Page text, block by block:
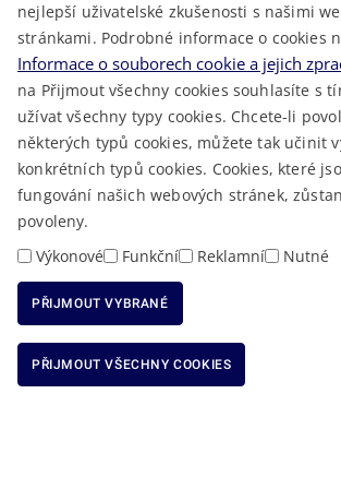
LÉKAŘSKÁ POHOTOVOST
VOLNÁ MÍSTA
AKTUALITY
2023 © Královéhradecký kraj • Vytvořeno vMacron
RSS • Mapa stránek •Cookies Prohlášení o
nejlepší uživatelské zkušenosti s našimi
stránkami. Podrobné informace o cookies
Informace o souborech cookie a jejich
na Přijmout všechny cookies souhlasíte s
užívat všechny typy cookies. Chcete-li
některých typů cookies, můžete tak učinit
konkrétních typů cookies. Cookies, které
fungování našich webových stránek,
povoleny.
Výkonové
Funkční Reklamní Nutné
PŘIJMOUT VYBRANÉ
PŘIJMOUT VŠECHNY COOKIES
ODMÍTNOUT VŠECHNY